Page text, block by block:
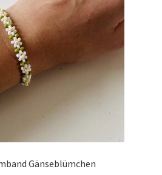
Gänseblümchen